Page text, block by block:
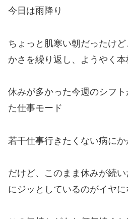
今日は雨降り
ちょっと肌寒い朝だったけ
かさを繰り返し、ようやく本
休みが多かった今週のシフ
た仕事モード
若干仕事行きたくない病にか
だけど、このまま休みが続
にジッとしているのがイヤに